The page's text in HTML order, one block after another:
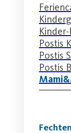
Postis
Postis
Postis